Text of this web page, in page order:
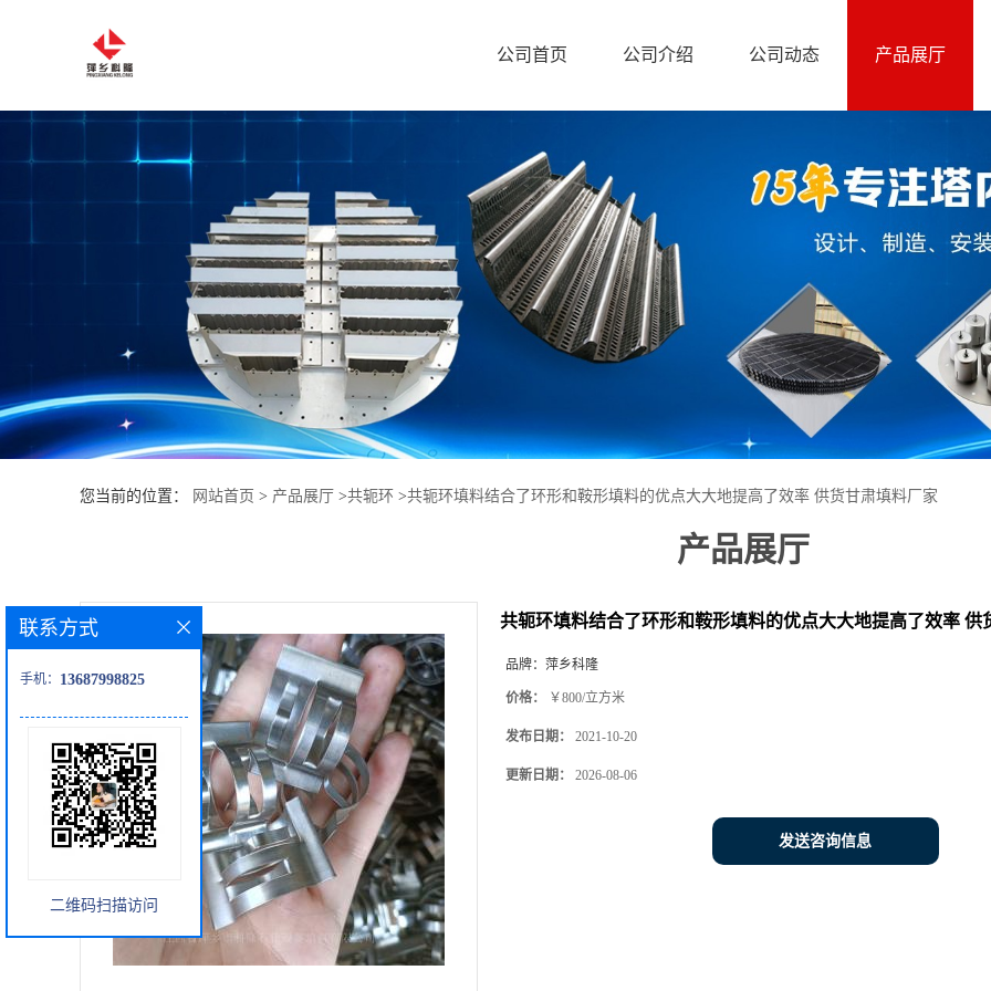
介
动
品
厅
公司首页 公司介绍 公司动态 产品展厅
您当前的位置： 网站首页 > 产品展厅 >共轭环 >共轭环填料结合了环形和鞍形填料的优点大大地提高了效率 供货甘肃填料厂家
产品展厅
共轭环填料结合了环形和鞍形填料的优点大大地提高了效率 供
品牌： 萍乡科隆
价格： ￥800/立方米
发布日期： 2021-10-20
更新日期： 2026-08-06
发送咨询信息
联系方式
手机： 13687998825
二维码扫描访问